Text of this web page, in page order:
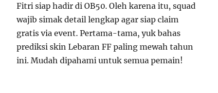
Fitri siap hadir di OB50. Oleh karena itu, squad
wajib simak detail lengkap agar siap claim
gratis via event. Pertama-tama, yuk bahas
prediksi skin Lebaran FF paling mewah tahun
ini. Mudah dipahami untuk semua pemain!